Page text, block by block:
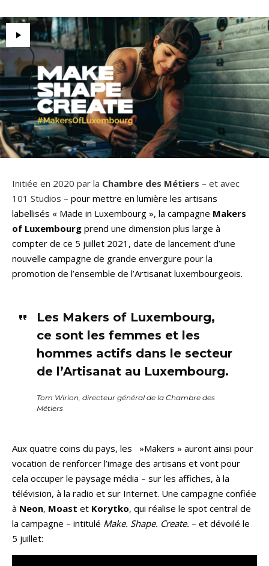
Initiée en 2020 par la Chambre des Métiers – et avec
101 Studios – pour mettre en lumière les artisans
labellisés « Made in Luxembourg », la campagne Makers
of Luxembourg prend une dimension plus large à
compter de ce 5 juillet 2021, date de lancement d’une
nouvelle campagne de grande envergure pour la
promotion de l’ensemble de l’Artisanat luxembourgeois.
Les Makers of Luxembourg,
ce sont les femmes et les
hommes actifs dans le secteur
de l’Artisanat au Luxembourg.
Tom Wirion, directeur général de la Chambre des
Métiers
Aux quatre coins du pays, les »Makers » auront ainsi pour
vocation de renforcer l’image des artisans et vont pour
cela occuper le paysage média – sur les affiches, à la
télévision, à la radio et sur Internet. Une campagne confiée
à Neon, Moast et Korytko, qui réalise le spot central de
la campagne – intitulé Make. Shape. Create. – et dévoilé le
5 juillet: